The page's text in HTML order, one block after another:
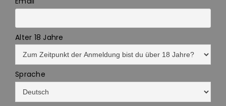
Alter 18 Jahre
Sprache